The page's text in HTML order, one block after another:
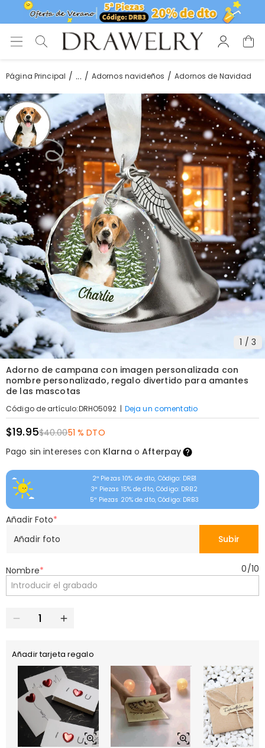
Página Principal ... Adornos navideños Adornos de Navidad
1 / 3
Adorno de campana con imagen personalizada con
nombre personalizado, regalo divertido para amantes
de las mascotas
Código de artículo:DRHO5092 | Deja un comentatio
$19.95$40.0051 % DTO
Pago sin intereses con Klarna oAfterpay
2ª Piezas 10% de dto, Código: DRB1
3ª Piezas 15% de dto, Código: DRB2
5ª Piezas 20% de dto, Código: DRB3
Añadir Foto*
Añadir foto
Subir
Nombre* 0/10
Añadir tarjeta regalo